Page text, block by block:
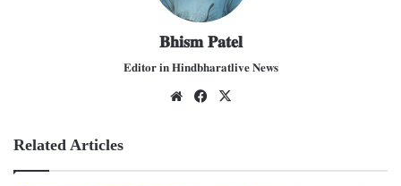
𝐁𝐡𝐢𝐬𝐦 𝐏𝐚𝐭𝐞𝐥
𝐄𝐝𝐢𝐭𝐨𝐫 𝐢𝐧 𝐇𝐢𝐧𝐝𝐛𝐡𝐚𝐫𝐚𝐭𝐥𝐢𝐯𝐞 𝐍𝐞𝐰𝐬
We
Fac
Related Articles